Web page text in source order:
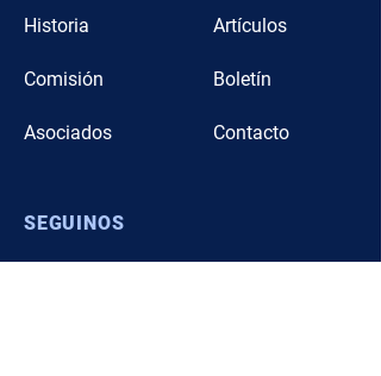
Historia
Comisión
Asociados
Artículos
Boletín
Contacto
SEGUINOS
Instagram